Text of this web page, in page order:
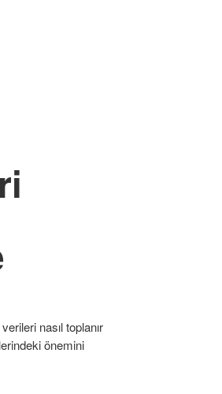
nasıl toplanır
önemini